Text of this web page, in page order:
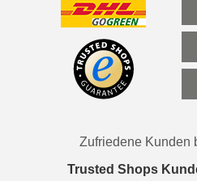
Zufriedene Kunden
Trusted Shops